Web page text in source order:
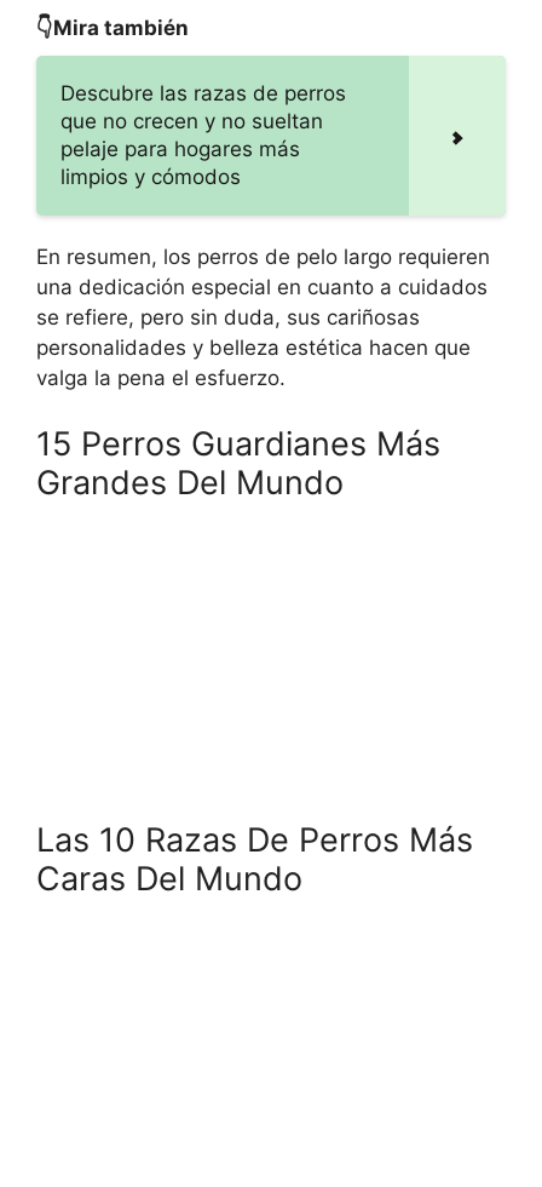
👇Mira también
Descubre las razas de perros
que no crecen y no sueltan
pelaje para hogares más
limpios y cómodos
En resumen, los perros de pelo largo requieren
una dedicación especial en cuanto a cuidados
se refiere, pero sin duda, sus cariñosas
personalidades y belleza estética hacen que
valga la pena el esfuerzo.
15 Perros Guardianes Más
Grandes Del Mundo
Las 10 Razas De Perros Más
Caras Del Mundo